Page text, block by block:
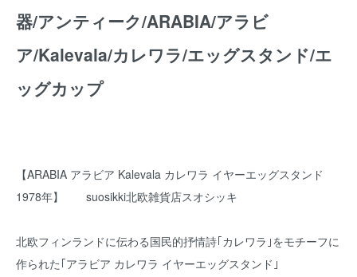
器/アンティーク/ARABIA/アラビ
ア/Kalevala/カレワラ/エッグスタンド/エ
ッグカップ
【ARABIA アラビア Kalevala カレワラ イヤーエッグスタンド
1978年】 suosikki北欧雑貨店スオシッキ
北欧フィンランドに伝わる国民的抒情詩｢カレワラ｣をモチーフに
作られた｢アラビア カレワラ イヤーエッグスタンド｣